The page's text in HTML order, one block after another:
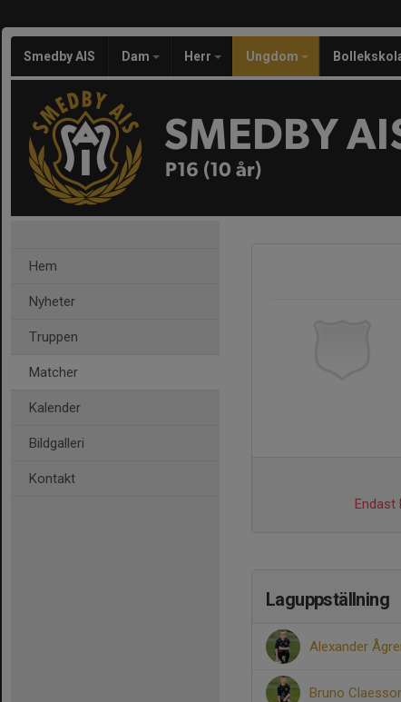
Smedby AIS Dam Herr Ungdom
SMEDBY
P16 (10 år)
Hem
Nyheter
Truppen
Matcher
Kalender
Bildgalleri
Kontakt
Endast
Laguppställning
Alexander
Bruno